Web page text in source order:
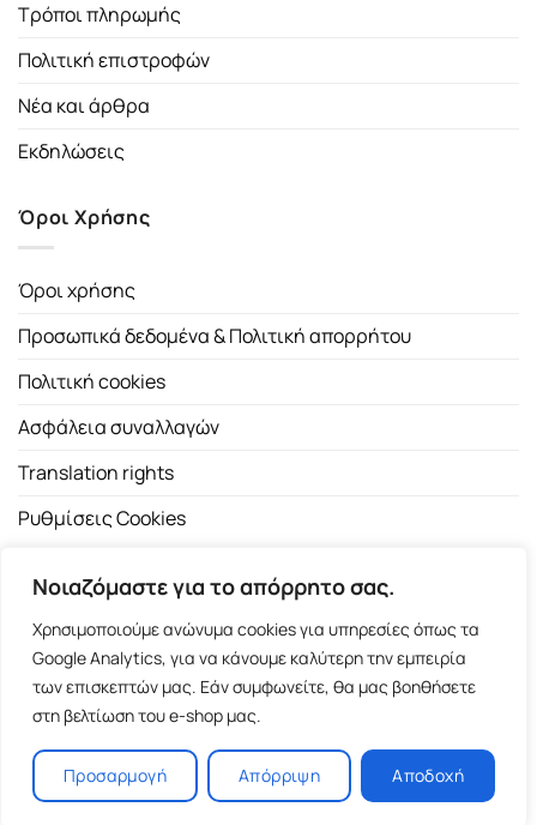
Νοιαζόμαστε για το απόρρητο σας.
Χρησιμοποιούμε ανώνυμα cookies για υπηρεσίες όπως τα
Google Analytics, για να κάνουμε καλύτερη την εμπειρία
των επισκεπτών μας. Εάν συμφωνείτε, θα μας βοηθήσετε
στη βελτίωση του e-shop μας.
Προσαρμογή Απόρριψη Αποδοχή
Τρόποι πληρωμής
Πολιτική επιστροφών
Νέα και άρθρα
Εκδηλώσεις
Όροι Χρήσης
Όροι χρήσης
Προσωπικά δεδομένα & Πολιτική απορρήτου
Πολιτική cookies
Ασφάλεια συναλλαγών
Translation rights
Ρυθμίσεις Cookies
Copyright 2026 ©Εκδοτικός Οίκος Α.Α. Λιβάνη| All rights
reserved.
Σόλωνος 98, 10680 Αθήνα | Τ:2103661200- F: 2103617791
E-shop and Premium Managed Hosting byClickProject.gr